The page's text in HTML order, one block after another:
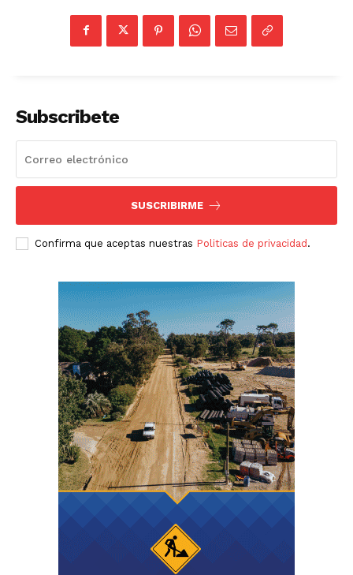
Subscribete
SUSCRIBIRME
Confirma que aceptas nuestras Politicas de privacidad.